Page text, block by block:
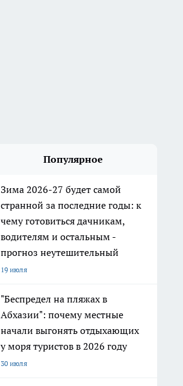
Популярное
Зима 2026-27 будет самой
странной за последние годы: к
чему готовиться дачникам,
водителям и остальным -
прогноз неутешительный
19 июля
"Беспредел на пляжах в
Абхазии": почему местные
начали выгонять отдыхающих
у моря туристов в 2026 году
30 июля